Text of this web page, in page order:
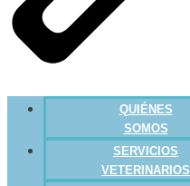
QUIÉNES
SOMOS
SERVICIOS
VETERINARIOS